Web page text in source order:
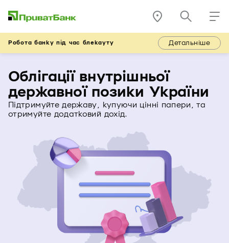
Робота банку під час блекауту Детальніше
Облігації внутрішньої
державної позики України
Підтримуйте державу, купуючи цінні папери, та
отримуйте додатковий дохід.